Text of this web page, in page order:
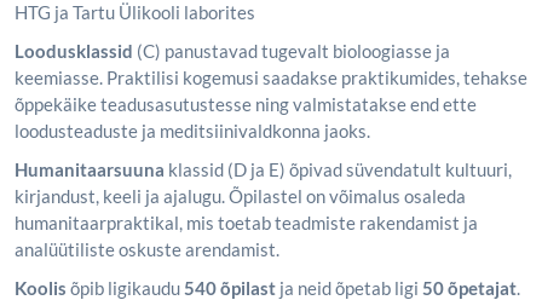
HTG ja Tartu Ülikooli laborites
Loodusklassid (C) panustavad tugevalt bioloogiasse ja
keemiasse. Praktilisi kogemusi saadakse praktikumides, tehakse
õppekäike teadusasutustesse ning valmistatakse end ette
loodusteaduste ja meditsiinivaldkonna jaoks.
Humanitaarsuuna klassid (D ja E) õpivad süvendatult kultuuri,
kirjandust, keeli ja ajalugu. Õpilastel on võimalus osaleda
humanitaarpraktikal, mis toetab teadmiste rakendamist ja
analüütiliste oskuste arendamist.
Koolis õpib ligikaudu540 õpilast ja neid õpetab ligi 50 õpetajat.